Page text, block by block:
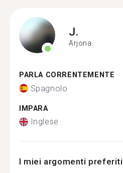
J.
Arjona
PARLA CORRENTEMENTE
Spagnolo
IMPARA
Inglese
I miei argomenti preferiti